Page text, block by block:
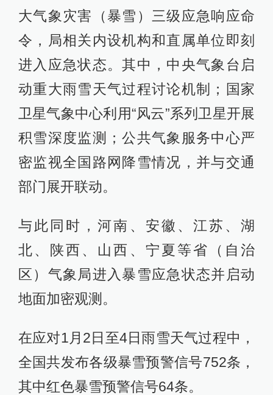
大气象灾害（暴雪）三级应急响应命
令，局相关内设机构和直属单位即刻
进入应急状态。其中，中央气象台启
动重大雨雪天气过程讨论机制；国家
卫星气象中心利用“风云”系列卫星开展
积雪深度监测；公共气象服务中心严
密监视全国路网降雪情况，并与交通
部门展开联动。
与此同时，河南、安徽、江苏、湖
北、陕西、山西、宁夏等省（自治
区）气象局进入暴雪应急状态并启动
地面加密观测。
在应对1月2日至4日雨雪天气过程中，
全国共发布各级暴雪预警信号752条，
其中红色暴雪预警信号64条。